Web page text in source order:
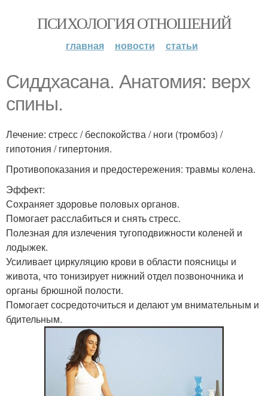
ПСИХОЛОГИЯ ОТНОШЕНИЙ
главная новости статьи
Сиддхасана. Анатомия: верх
спины.
Лечение: стресс / беспокойства / ноги (тромбоз) /
гипотония / гипертония.
Противопоказания и предостережения: травмы колена.
Эффект:
Сохраняет здоровье половых органов.
Помогает расслабиться и снять стресс.
Полезная для излечения тугоподвижности коленей и
лодыжек.
Усиливает циркуляцию крови в области поясницы и
живота, что тонизирует нижний отдел позвоночника и
органы брюшной полости.
Помогает сосредоточиться и делают ум внимательным и
бдительным.